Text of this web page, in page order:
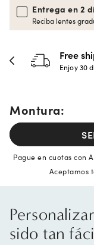
Entrega en 2
Reciba lentes
30-day
Full
Montura:
Pague en cuotas con
Aceptamos
sido tan